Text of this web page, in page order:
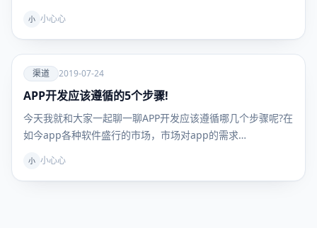
小 小心心
爱
渠道
渠道 2019-07-24
APP开发应该遵循的5个步骤!
今天我就和大家一起聊一聊APP开发应该遵循哪几个步骤呢?在
如今app各种软件盛行的市场，市场对app的需求…
小 小心心